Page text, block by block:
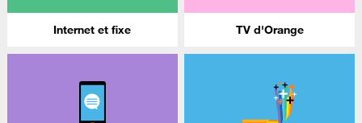
Internet et fixe TV d'Orange